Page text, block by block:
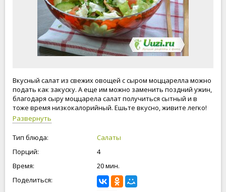
Вкусный салат из свежих овощей с сыром моццарелла можно
подать как закуску. А еще им можно заменить поздний ужин,
благодаря сыру моццарела салат получиться сытный и в
тоже время низкокалорийный. Ешьте вкусно, живите легко!
Развернуть
Тип блюда:
Салаты
Порций:
4
Время:
20 мин.
Поделиться: